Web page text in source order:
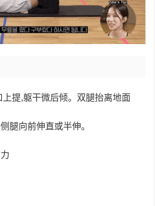
提,躯干微后倾。双腿抬离地面
腿向前伸直或半伸。